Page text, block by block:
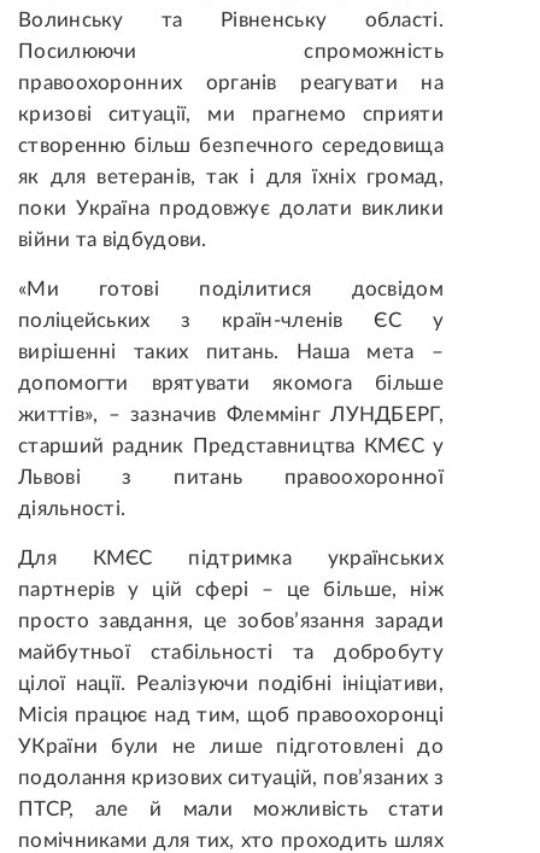
Волинську та Рівненську області.
Посилюючи спроможність
правоохоронних органів реагувати на
кризові ситуації, ми прагнемо сприяти
створенню більш безпечного середовища
як для ветеранів, так і для їхніх громад,
поки Україна продовжує долати виклики
війни та відбудови.
«Ми готові поділитися досвідом
поліцейських з країн-членів ЄС у
вирішенні таких питань. Наша мета –
допомогти врятувати якомога більше
життів», – зазначив Флеммінг ЛУНДБЕРГ,
старший радник Представництва КМЄС у
Львові з питань правоохоронної
діяльності.
Для КМЄС підтримка українських
партнерів у цій сфері – це більше, ніж
просто завдання, це зобов’язання заради
майбутньої стабільності та добробуту
цілої нації. Реалізуючи подібні ініціативи,
Місія працює над тим, щоб правоохоронці
УКраїни були не лише підготовлені до
подолання кризових ситуацій, пов’язаних з
ПТСР, але й мали можливість стати
помічниками для тих, хто проходить шлях